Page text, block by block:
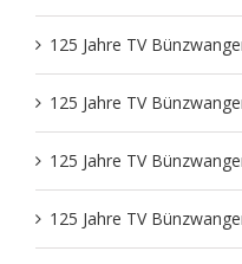
125 Jahre TV
125 Jahre TV
125 Jahre TV
125 Jahre TV